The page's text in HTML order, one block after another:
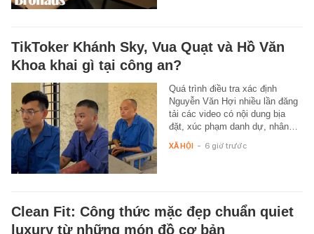
TikToker Khánh Sky, Vua Quạt và Hồ Văn
Khoa khai gì tại công an?
Quá trình điều tra xác định
Nguyễn Văn Hợi nhiều lần đăng
tải các video có nội dung bịa
đặt, xúc phạm danh dự, nhân…
XÃ HỘI - 6 giờ trước
Clean Fit: Công thức mặc đẹp chuẩn quiet
luxury từ những món đồ cơ bản